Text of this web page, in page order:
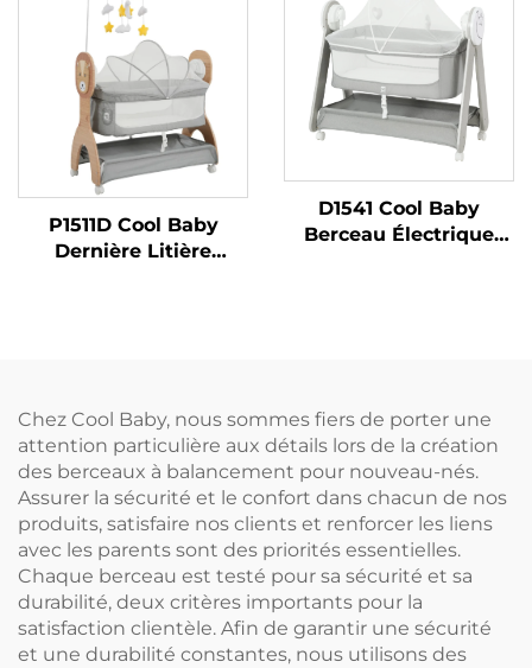
Activé détection des pleurs
P1511D Cool Baby
Dernière Litière
D1541 Cool Baby
Berceau Électrique
Chez Cool Baby, nous sommes fiers de porter une
attention particulière aux détails lors de la création
des berceaux à balancement pour nouveau-nés.
Assurer la sécurité et le confort dans chacun de nos
produits, satisfaire nos clients et renforcer les liens
avec les parents sont des priorités essentielles.
Chaque berceau est testé pour sa sécurité et sa
durabilité, deux critères importants pour la
satisfaction clientèle. Afin de garantir une sécurité
et une durabilité constantes, nous utilisons des